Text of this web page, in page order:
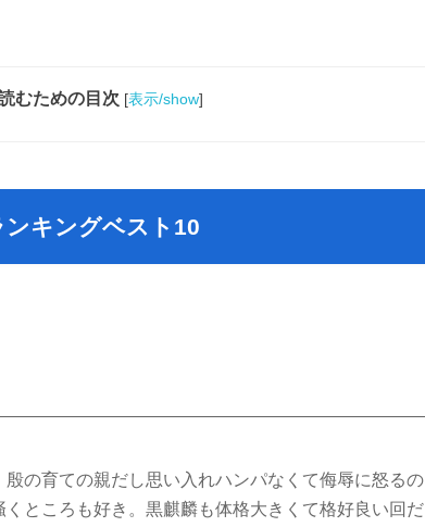
むための目次 [表示/show]
キングベスト10
の育ての親だし思い入れハンパなくて侮辱に怒るの
ところも好き。黒麒麟も体格大きくて格好良い回だ